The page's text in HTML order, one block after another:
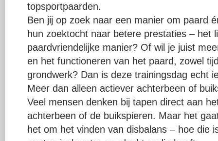
topsportpaarden.
Ben jij op zoek naar een manier om paard
hun zoektocht naar betere prestaties – het
paardvriendelijke manier? Of wil je juist
en het functioneren van het paard, zowel
grondwerk? Dan is deze trainingsdag echt
Meer dan alleen actiever achterbeen of
Veel mensen denken bij tapen direct aan
achterbeen of de buikspieren. Maar het
het om het vinden van disbalans – hoe die